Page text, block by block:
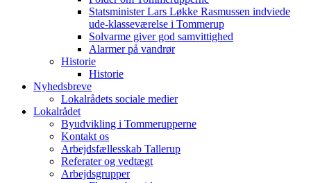
Statsminister Lars Løkke Rasmussen indviede
ude-klasseværelse i Tommerup
Solvarme giver god samvittighed
Alarmer på vandrør
Historie
Historie
Nyhedsbreve
Lokalrådets sociale medier
Lokalrådet
Byudvikling i Tommerupperne
Kontakt os
Arbejdsfællesskab Tallerup
Referater og vedtægt
Arbejdsgrupper